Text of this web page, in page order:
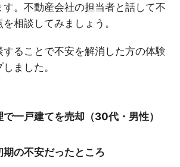
。不動産会社の担当者と話して不
相談してみましょう。
ることで不安を解消した方の体験
ました。
で一戸建てを売却（30代・男性）
の不安だったところ